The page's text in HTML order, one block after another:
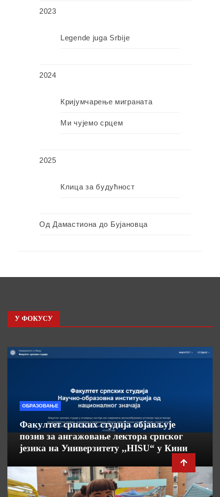
2023
Legende juga Srbije
2024
Кријумчарење миграната
Ми чујемо срцем
2025
Клица за будућност
Од Дамастиона до Бујановца
У ФОКУСУ
ОБРАЗОВАЊЕ
Факултет српских студија објављује
позив за ангажовање лектора српског
језика на Универзитету ,,HISU“ у Кини